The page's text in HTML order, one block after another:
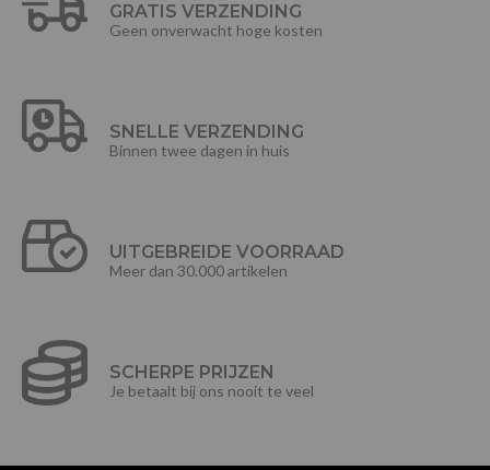
GRATIS VERZENDING
Geen onverwacht hoge kosten
SNELLE VERZENDING
Binnen twee dagen in huis
UITGEBREIDE VOORRAAD
Meer dan 30.000 artikelen
SCHERPE PRIJZEN
Je betaalt bij ons nooit te veel